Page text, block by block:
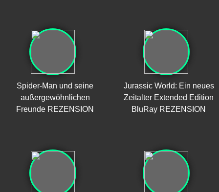
Spider-Man und seine
außergewöhnlichen
Freunde REZENSION
Jurassic World: Ein neues
Zeitalter Extended Edition
BluRay REZENSION